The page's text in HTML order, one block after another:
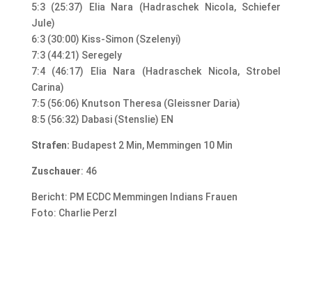
5:3 (25:37) Elia Nara (Hadraschek Nicola, Schiefer
Jule)
6:3 (30:00) Kiss-Simon (Szelenyi)
7:3 (44:21) Seregely
7:4 (46:17) Elia Nara (Hadraschek Nicola, Strobel
Carina)
7:5 (56:06) Knutson Theresa (Gleissner Daria)
8:5 (56:32) Dabasi (Stenslie) EN
Strafen: Budapest 2 Min, Memmingen 10 Min
Zuschauer: 46
Bericht: PM ECDC Memmingen Indians Frauen
Foto: Charlie Perzl